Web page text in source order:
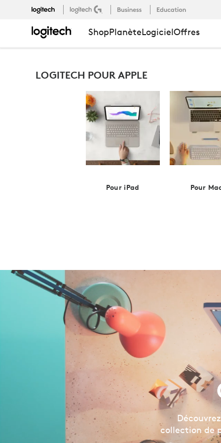
LOGITECH
POUR
APPLE
ShopPlanèteLogicielOffres
LOGITECH POUR APPLE
Pour iPad Pour
collection de